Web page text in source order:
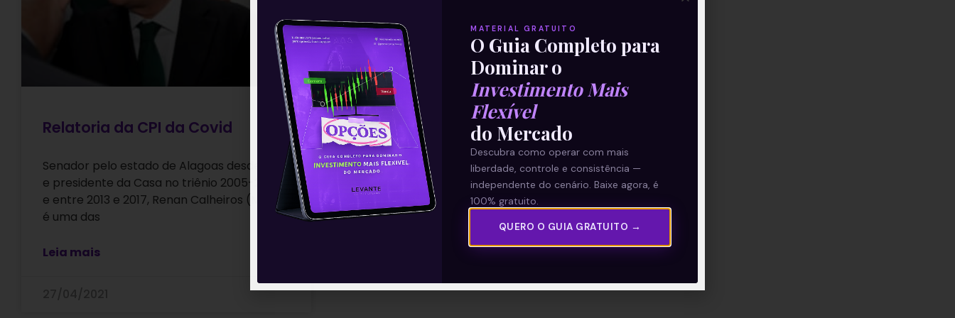
Relatoria da CPI da Covid
Senador pelo estado de Alagoas desde 1995
e presidente da Casa no triênio 2005-2007
e entre 2013 e 2017, Renan Calheiros (MDB)
é uma das
Leia mais
MATERIAL GRATUITO
O Guia Completo para
Dominar o
Investimento Mais
Flexível
do Mercado
Descubra como operar com mais
liberdade, controle e consistência —
independente do cenário. Baixe agora, é
100% gratuito.
QUERO O GUIA GRATUITO →